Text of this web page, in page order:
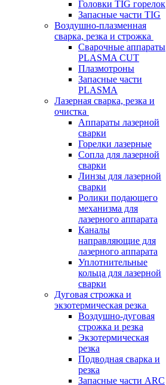
Головки TIG горелок
Запасные части TIG
Воздушно-плазменная
сварка, резка и строжка
Сварочные аппараты
PLASMA CUT
Плазмотроны
Запасные части
PLASMA
Лазерная сварка, резка и
очистка
Аппараты лазерной
сварки
Горелки лазерные
Сопла для лазерной
сварки
Линзы для лазерной
сварки
Ролики подающего
механизма для
лазерного аппарата
Каналы
направляющие для
лазерного аппарата
Уплотнительные
кольца для лазерной
сварки
Дуговая строжка и
экзотермическая резка
Воздушно-дуговая
строжка и резка
Экзотермическая
резка
Подводная сварка и
резка
Запасные части ARC